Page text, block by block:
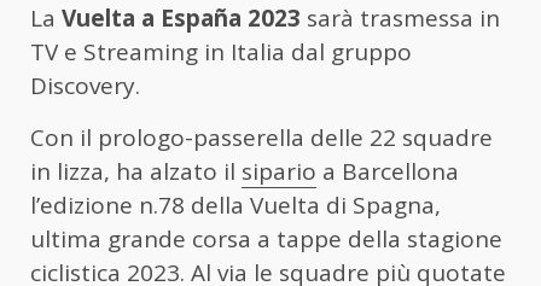
La Vuelta a España 2023 sarà trasmessa in
TV e Streaming in Italia dal gruppo
Discovery.
Con il prologo-passerella delle 22 squadre
in lizza, ha alzato il sipario a Barcellona
l’edizione n.78 della Vuelta di Spagna,
ultima grande corsa a tappe della stagione
ciclistica 2023. Al via le squadre più quotate